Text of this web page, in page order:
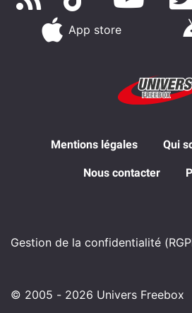
App store
Mentions légales Qui
Nous contacter
Gestion de la confidentialité
© 2005 - 2026 Univers Freebox